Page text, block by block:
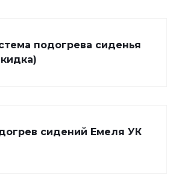
подогрева сиденья
сидений Емеля УК